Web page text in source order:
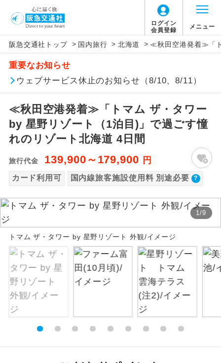
ログイン
会員登録
メニュー
阪急交通社トップ > 国内旅行 > 北海道 > ≪秋田空港発着≫「
重要なお知らせ
ウェブサービス休止のお知らせ（8/10、8/11）
≪秋田空港発着≫「トマム ザ・タワー
by 星野リゾート（1泊目)」で過ごす憧
れのリゾート北海道 4日間
旅行代金 139,900～179,900 円
カード利用可 国内線旅客施設使用料 別途必要
1/9
トマム ザ・タワー by 星野リゾート 外観/イメージ
【国内旅客施設使用料について】
旅行代金に国内旅客施設使用料は含まれてお
りません。別途お支払いが必要となります。
新千歳空港往復：大人740円、子供740円、幼
児740円
アイコン 説明
添乗員同行
往路出発空港（駅）から復路到着空港
（駅）まで同行します。
現地添乗員同
現地到着空港（駅）から最終日出発空港
（駅）まで添乗員が同行します。
バスガイド乗
バスガイドが乗務し、車内での観光案内
があります。
新コース 初登場のコースです。
世界遺産
ユネスコに登録されている文化遺産や自
絶景 絶景スポットに立ち寄るコースです。
温泉 温泉地にも宿泊するコースです。
露天風呂
ご宿泊ホテルに露天風呂が付いていま
大浴場 ご宿泊ホテルに大浴場が付いています。
事の心配はいりません。（機内食を除